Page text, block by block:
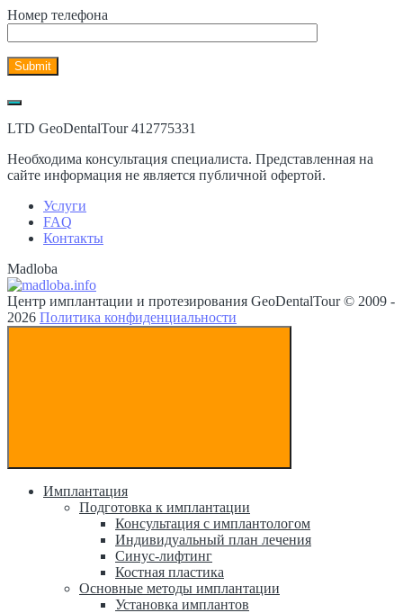
Номер телефона
LTD GeoDentalTour 412775331
Необходима консультация специалиста. Представленная на
сайте информация не является публичной офертой.
Услуги
FAQ
Контакты
Madloba
Центр имплантации и протезирования GeoDentalTour © 2009 -
2026 Политика конфиденциальности
Имплантация
Подготовка к имплантации
Консультация с имплантологом
Индивидуальный план лечения
Синус-лифтинг
Костная пластика
Основные методы имплантации
Установка имплантов